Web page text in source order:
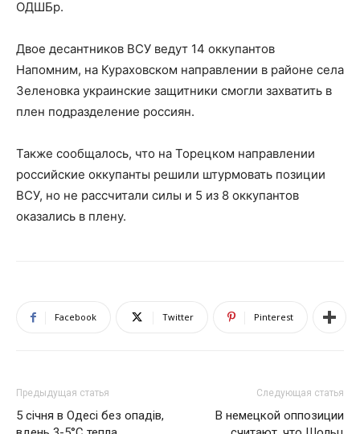
ОДШБр.
Двое десантников ВСУ ведут 14 оккупантов
Напомним, на Кураховском направлении в районе села
Зеленовка украинские защитники смогли захватить в
плен подразделение россиян.
Также сообщалось, что на Торецком направлении
российские оккупанты решили штурмовать позиции
ВСУ, но не рассчитали силы и 5 из 8 оккупантов
оказались в плену.
Facebook Twitter Pinterest
Предыдущая статья
5 січня в Одесі без опадів,
Следующая статья
В немецкой оппозиции